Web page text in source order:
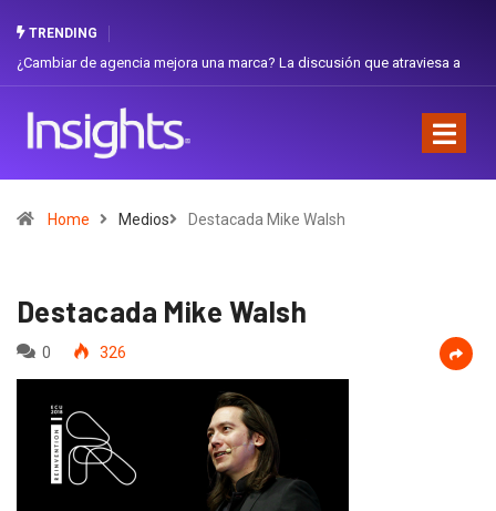
TRENDING
de agencia mejora una marca? La discusión que atraviesa a
Home Medios Destacada Mike Walsh
Destacada Mike Walsh
0 326